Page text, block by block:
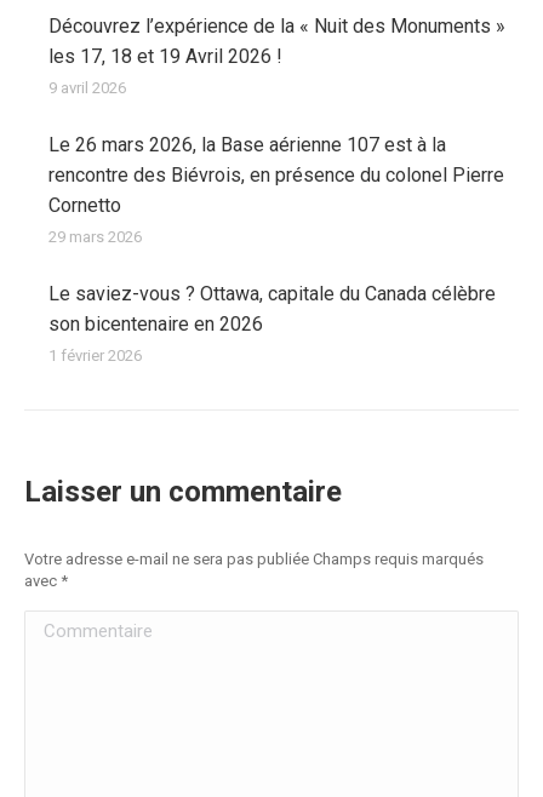
Découvrez l’expérience de la « Nuit des Monuments »
les 17, 18 et 19 Avril 2026 !
9 avril 2026
Le 26 mars 2026, la Base aérienne 107 est à la
rencontre des Biévrois, en présence du colonel Pierre
Cornetto
29 mars 2026
Le saviez-vous ? Ottawa, capitale du Canada célèbre
son bicentenaire en 2026
1 février 2026
Laisser un commentaire
Votre adresse e-mail ne sera pas publiée Champs requis marqués
avec *
Commentaire